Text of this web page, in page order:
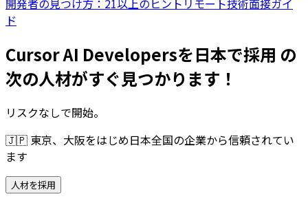
開発者の見つけ方：21以上のヒント リモート技術面接ガイ
ド
Cursor AI Developersを日本で採用 の
次の人材がすぐ見つかります！
リスクなしで開始。
🇯🇵 東京、大阪をはじめ日本全国の企業から信頼されてい
ます
人材を採用